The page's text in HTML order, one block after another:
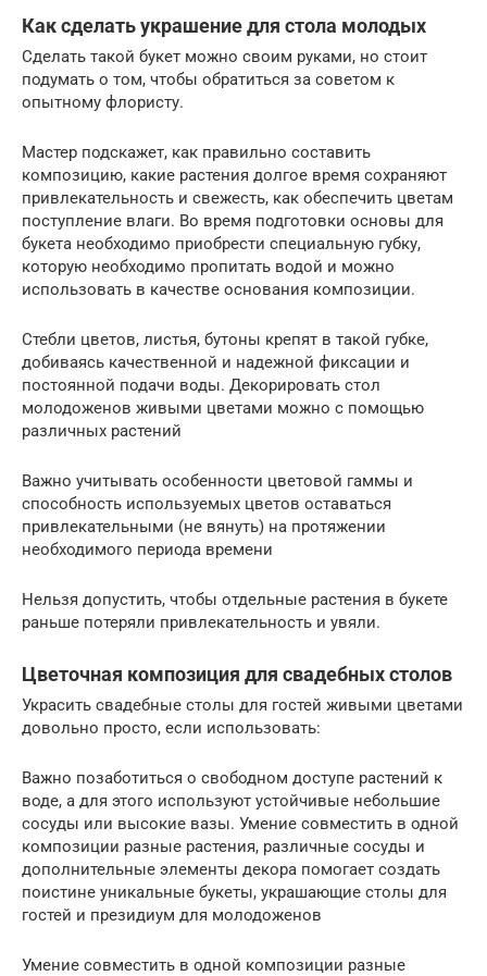
Как сделать украшение для стола молодых
Сделать такой букет можно своим руками, но стоит
подумать о том, чтобы обратиться за советом к
опытному флористу.
Мастер подскажет, как правильно составить
композицию, какие растения долгое время сохраняют
привлекательность и свежесть, как обеспечить цветам
поступление влаги. Во время подготовки основы для
букета необходимо приобрести специальную губку,
которую необходимо пропитать водой и можно
использовать в качестве основания композиции.
Стебли цветов, листья, бутоны крепят в такой губке,
добиваясь качественной и надежной фиксации и
постоянной подачи воды. Декорировать стол
молодоженов живыми цветами можно с помощью
различных растений
Важно учитывать особенности цветовой гаммы и
способность используемых цветов оставаться
привлекательными (не вянуть) на протяжении
необходимого периода времени
Нельзя допустить, чтобы отдельные растения в букете
раньше потеряли привлекательность и увяли.
Цветочная композиция для свадебных столов
Украсить свадебные столы для гостей живыми цветами
довольно просто, если использовать:
Важно позаботиться о свободном доступе растений к
воде, а для этого используют устойчивые небольшие
сосуды или высокие вазы. Умение совместить в одной
композиции разные растения, различные сосуды и
дополнительные элементы декора помогает создать
поистине уникальные букеты, украшающие столы для
гостей и президиум для молодоженов
Умение совместить в одной композиции разные